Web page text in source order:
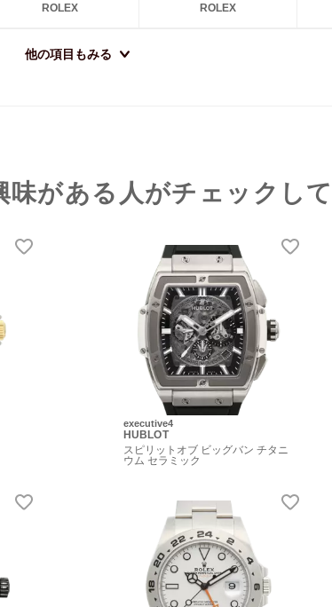
ROLEX ROLEX
他の項目もみる
がある人がチェックし
executive4
HUBLOT
スピリットオブ ビッグバン チタニ
ウム セラミック